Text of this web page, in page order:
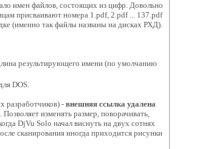
имен файлов, состоящих из цифр. Довольно
присваивают номера 1.pdf, 2.pdf ... 137.pdf
(именно так файлы названы на дисках РХД).
результирующего имени (по умолчанию
DOS.
разработчиков) -внешняя ссылка удалена
изменять размер, поворачивать,
DjVu Solo начал виснуть на двух сотнях
сканирования иногда приходится рисунки